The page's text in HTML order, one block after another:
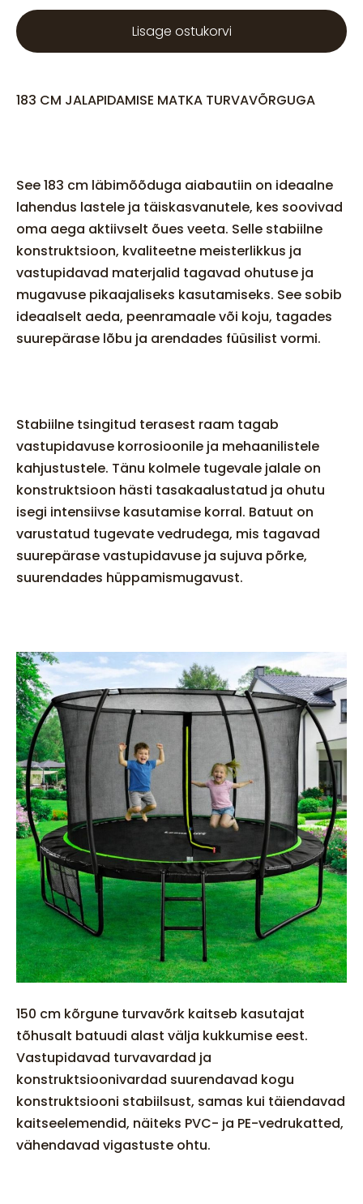
Lisage ostukorvi
183 CM JALAPIDAMISE MATKA TURVAVÕRGUGA
See 183 cm läbimõõduga aiabautiin on ideaalne
lahendus lastele ja täiskasvanutele, kes soovivad
oma aega aktiivselt õues veeta. Selle stabiilne
konstruktsioon, kvaliteetne meisterlikkus ja
vastupidavad materjalid tagavad ohutuse ja
mugavuse pikaajaliseks kasutamiseks. See sobib
ideaalselt aeda, peenramaale või koju, tagades
suurepärase lõbu ja arendades füüsilist vormi.
Stabiilne tsingitud terasest raam tagab
vastupidavuse korrosioonile ja mehaanilistele
kahjustustele. Tänu kolmele tugevale jalale on
konstruktsioon hästi tasakaalustatud ja ohutu
isegi intensiivse kasutamise korral. Batuut on
varustatud tugevate vedrudega, mis tagavad
suurepärase vastupidavuse ja sujuva põrke,
suurendades hüppamismugavust.
150 cm kõrgune turvavõrk kaitseb kasutajat
tõhusalt batuudi alast välja kukkumise eest.
Vastupidavad turvavardad ja
konstruktsioonivardad suurendavad kogu
konstruktsiooni stabiilsust, samas kui täiendavad
kaitseelemendid, näiteks PVC- ja PE-vedrukatted,
vähendavad vigastuste ohtu.